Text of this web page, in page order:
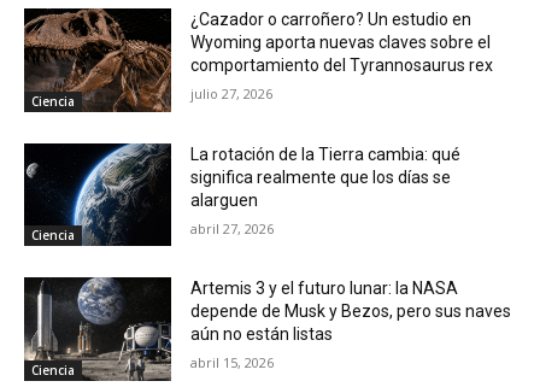
Ciencia
¿Cazador o carroñero? Un estudio en
Wyoming aporta nuevas claves sobre el
comportamiento del Tyrannosaurus rex
julio 27, 2026
Ciencia
La rotación de la Tierra cambia: qué
significa realmente que los días se
alarguen
abril 27, 2026
Ciencia
Artemis 3 y el futuro lunar: la NASA
depende de Musk y Bezos, pero sus naves
aún no están listas
abril 15, 2026